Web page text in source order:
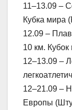
11–13.09 –
Кубка мира
12.09 –
10 км.
12–13.09 –
12–21.09 –
Европы